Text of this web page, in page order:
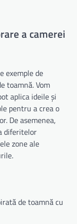
a camerei
exemple de
toamnă. Vom
aplica ideile și
pentru a crea o
De asemenea,
diferitelor
zone ale
de toamnă cu